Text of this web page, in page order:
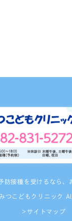
防接種を受けるなら、
つこどもクリニック
＞サイトマップ